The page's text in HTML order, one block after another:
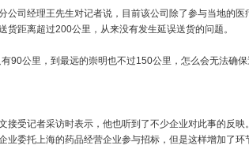
司经理王先生对记者说，目前该公司除了参与当地的医
货距离超过200公里，从来没有发生延误送货的问题。
公里，到最远的崇明也不过150公里，怎么会无法确保
受记者采访时表示，他也听到了不少企业对此事的反映
业委托上海的药品经营企业参与招标，但是这样增加了环